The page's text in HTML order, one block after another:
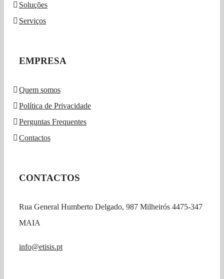
Soluções
Serviços
EMPRESA
Quem somos
Política de Privacidade
Perguntas Frequentes
Contactos
CONTACTOS
Rua General Humberto Delgado, 987 Milheirós 4475-347
MAIA
info@etisis.pt